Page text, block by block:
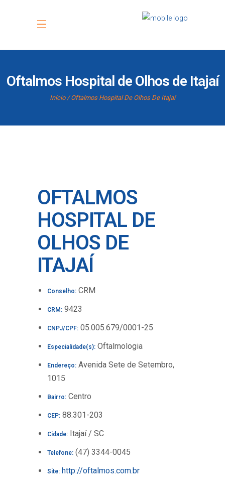
Oftalmos Hospital de Olhos de Itajaí
Início Oftalmos Hospital De Olhos De Itajaí
OFTALMOS
HOSPITAL DE
OLHOS DE
ITAJAÍ
Conselho: CRM
CRM: 9423
CNPJ/CPF: 05.005.679/0001-25
Especialidade(s): Oftalmologia
Endereço: Avenida Sete de Setembro,
1015
Bairro: Centro
CEP: 88.301-203
Cidade: Itajaí / SC
Telefone: (47) 3344-0045
Site: http://oftalmos.com.br